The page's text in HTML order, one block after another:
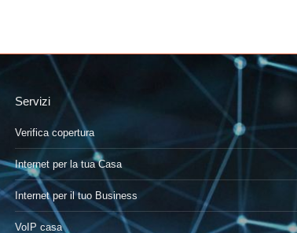
Servizi
Verifica copertura
Internet per la tua Casa
Internet per il tuo Business
VoIP casa